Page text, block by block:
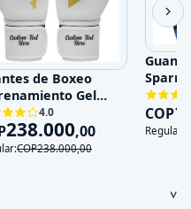
de Boxeo
Gel
de Impactos
4.0
238.000,00
COP238.000,00
COP
Regular: